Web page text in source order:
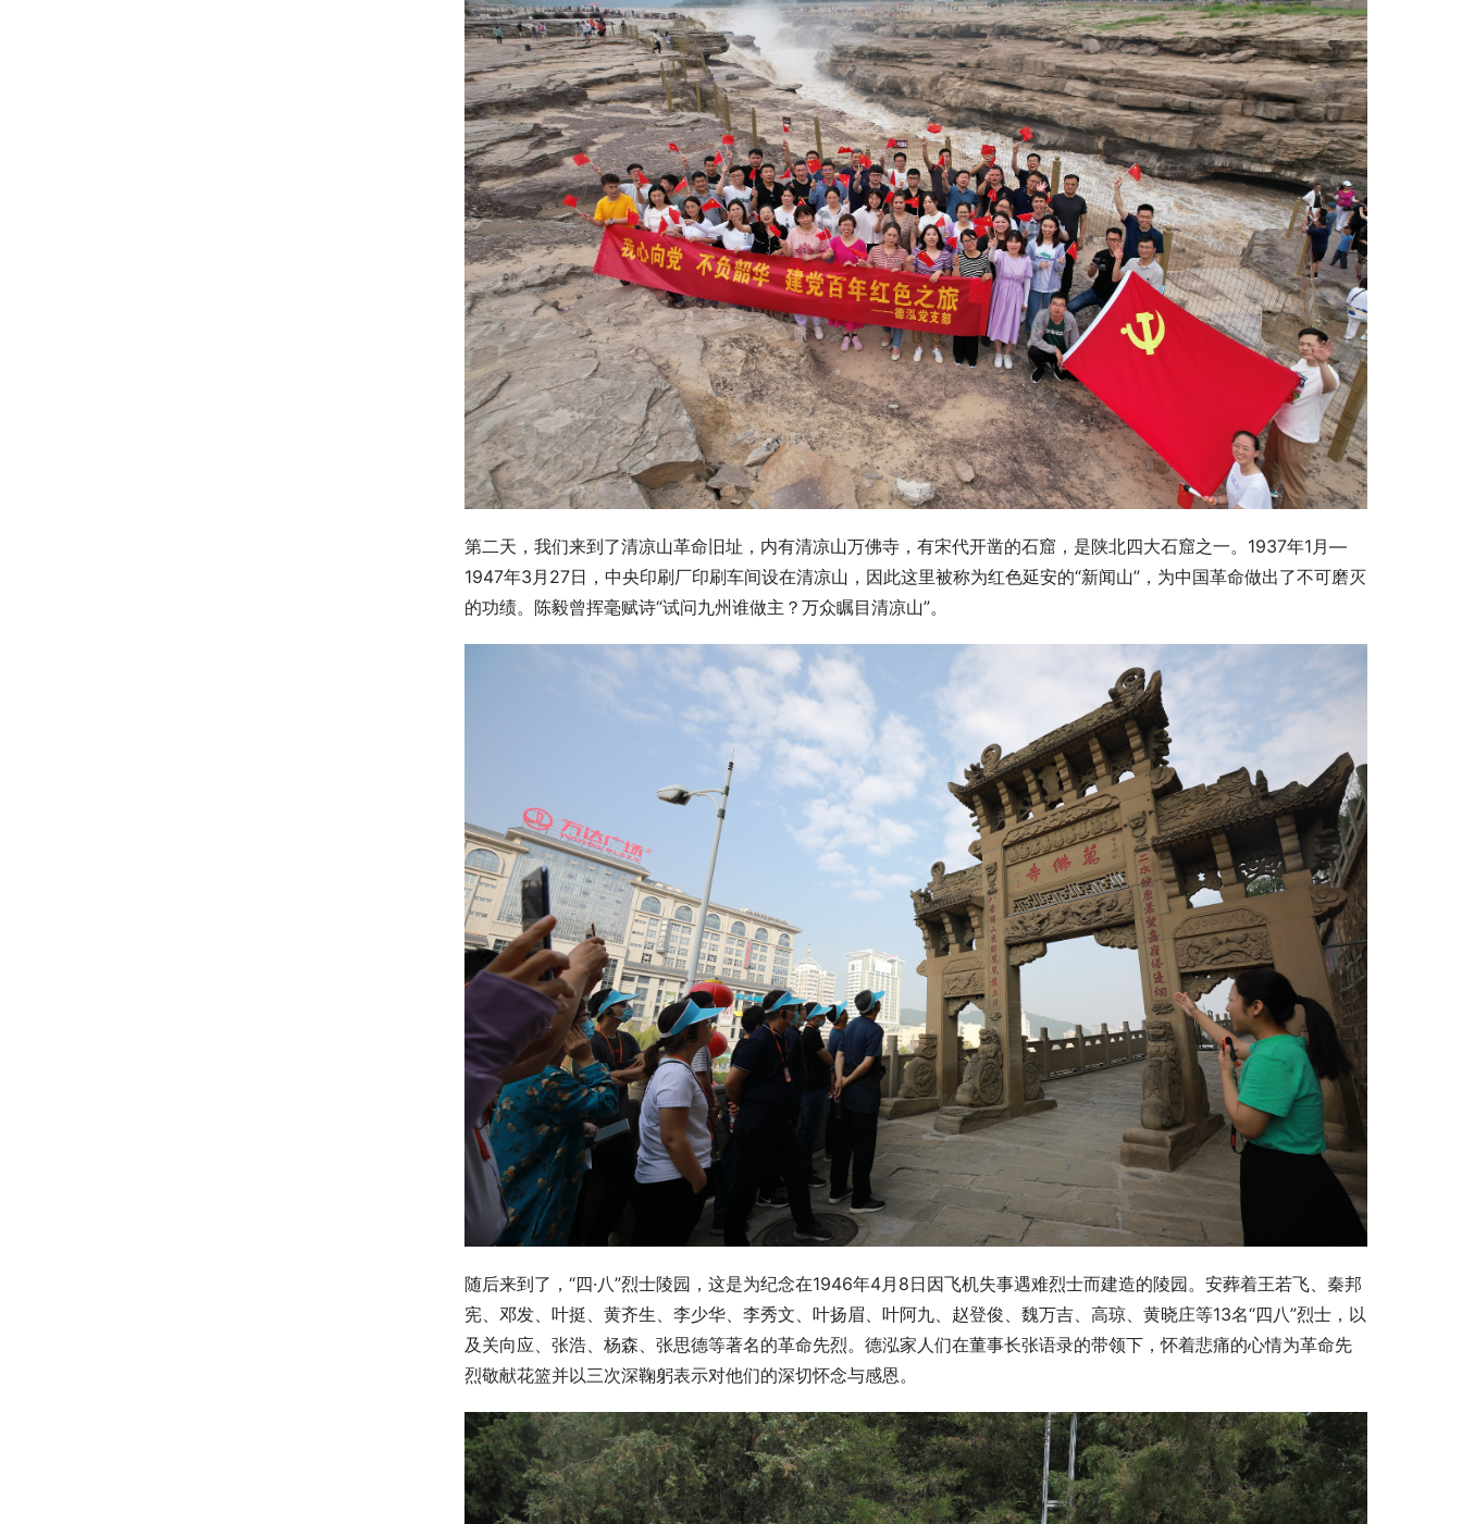
第二天，我们来到了清凉山革命旧址，内有清凉山万佛寺，有宋代开凿的石窟，是陕北四大石窟之一。1937年1月—
1947年3月27日，中央印刷厂印刷车间设在清凉山，因此这里被称为红色延安的“新闻山”，为中国革命做出了不可磨灭
的功绩。陈毅曾挥毫赋诗“试问九州谁做主？万众瞩目清凉山”。
随后来到了，“四·八”烈士陵园，这是为纪念在1946年4月8日因飞机失事遇难烈士而建造的陵园。安葬着王若飞、秦邦
宪、邓发、叶挺、黄齐生、李少华、李秀文、叶扬眉、叶阿九、赵登俊、魏万吉、高琼、黄晓庄等13名“四八”烈士，以
及关向应、张浩、杨森、张思德等著名的革命先烈。德泓家人们在董事长张语录的带领下，怀着悲痛的心情为革命先
烈敬献花篮并以三次深鞠躬表示对他们的深切怀念与感恩。